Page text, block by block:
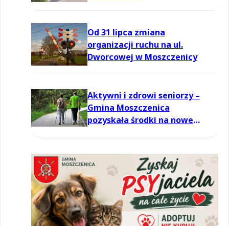
Od 31 lipca zmiana
organizacji ruchu na ul.
Dworcowej w Moszczenicy
Aktywni i zdrowi seniorzy –
Gmina Moszczenica
pozyskała środki na nowe